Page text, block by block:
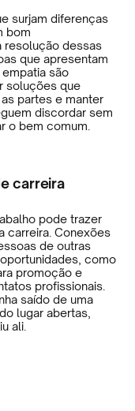
surjam diferenças
bom
resolução dessas
que apresentam
empatia são
soluções que
partes e manter
discordar sem
o bem comum.
carreira
pode trazer
carreira. Conexões
de outras
como
promoção e
profissionais.
saído de uma
lugar abertas,
ali.